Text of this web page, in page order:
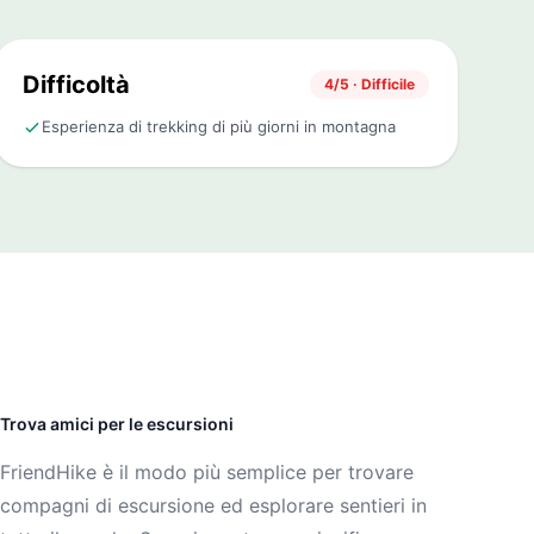
Difficoltà 4/5 · Difficile
Esperienza di trekking di più giorni in montagna
Trova amici per le escursioni
FriendHike è il modo più semplice per trovare
compagni di escursione ed esplorare sentieri in